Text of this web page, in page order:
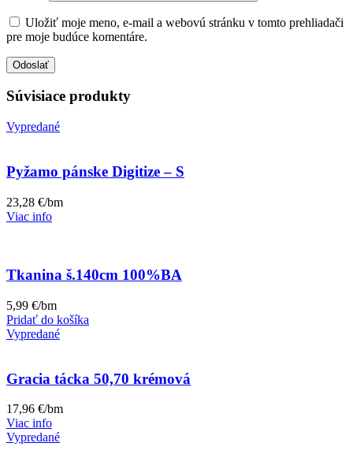
Uložiť moje meno, e-mail a webovú stránku v tomto prehliadači
pre moje budúce komentáre.
Súvisiace produkty
Vypredané
Pyžamo pánske Digitize – S
23,28 €/bm
Viac info
Tkanina š.140cm 100%BA
5,99 €/bm
Pridať do košíka
Vypredané
Gracia tácka 50,70 krémová
17,96 €/bm
Viac info
Vypredané